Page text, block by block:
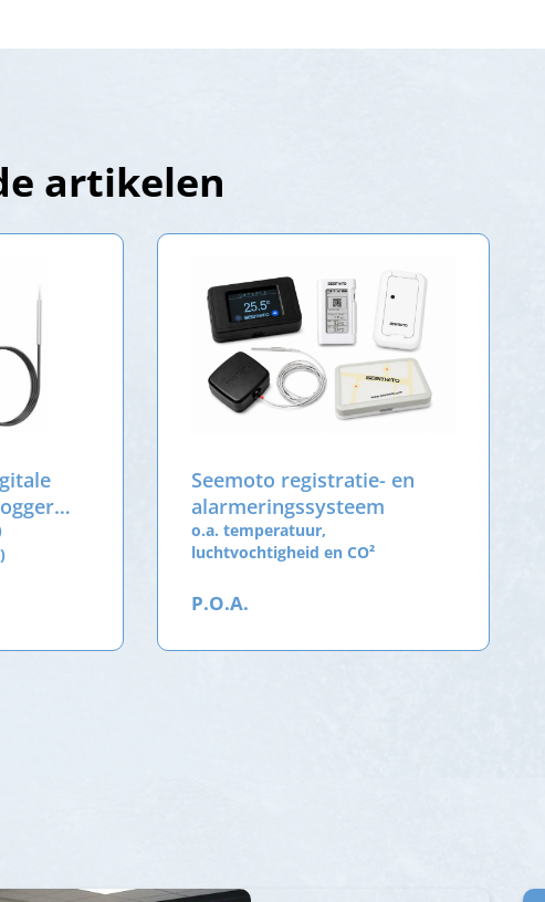
artikelen
Seemoto registratie- en
alarmeringssysteem
o.a. temperatuur,
luchtvochtigheid en CO²
P.O.A.